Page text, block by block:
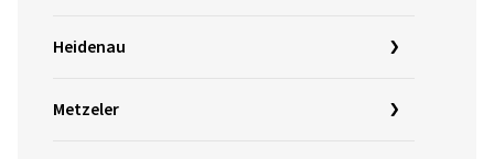
Heidenau
Metzeler